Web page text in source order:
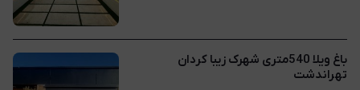
باغ ویلا 540متری شهرک زیبا کردان
تهراندشت